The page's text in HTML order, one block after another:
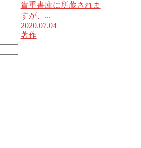
貴重書庫に所蔵されま
すが、...
2020.07.04
著作